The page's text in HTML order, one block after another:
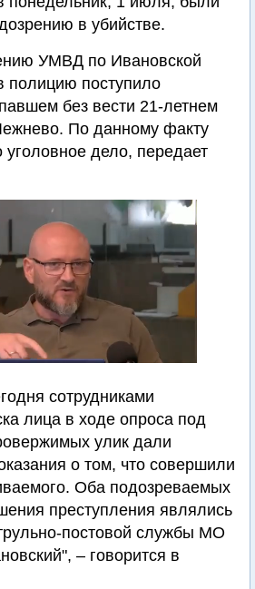
в убийстве.
УМВД по Ивановской
полицию поступило
без вести 21-летнем
По данному факту
дело, передает
сотрудниками
лица в ходе опроса под
улик дали
о том, что совершили
Оба подозреваемых
преступления являлись
постовой службы МО
– говорится в